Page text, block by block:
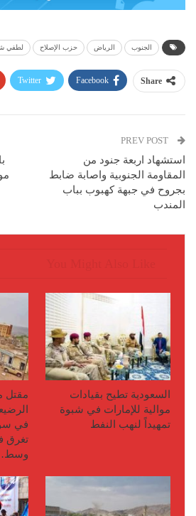
الجنوب الرياض حزب الإصلاح لطفي
Share
Facebook
Twitter
استشهاد اربعة جنود من
المقاومة الجنوبية واصابة ضابط
بجروح في جبهة كهبوب بباب
المندب
السعودية تطيح بقيادات
موالية للإمارات في شبوة
تمهيداً لنهب النفط
مقتل
في
تغرق